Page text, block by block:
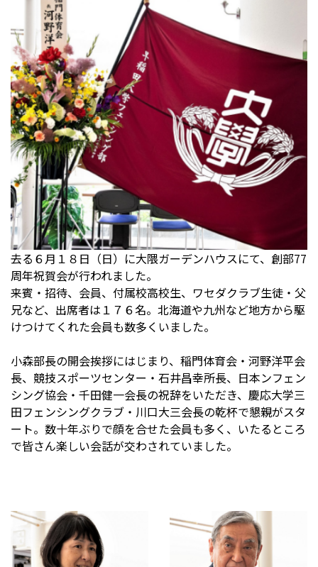
去る６月１８日（日）に大隈ガーデンハウスにて、創部77
周年祝賀会が行われました。
来賓・招待、会員、付属校高校生、ワセダクラブ生徒・父
兄など、出席者は１７６名。北海道や九州など地方から駆
けつけてくれた会員も数多くいました。
小森部長の開会挨拶にはじまり、稲門体育会・河野洋平会
長、競技スポーツセンター・石井昌幸所長、日本ンフェン
シング協会・千田健一会長の祝辞をいただき、慶応大学三
田フェンシングクラブ・川口大三会長の乾杯で懇親がスタ
ート。数十年ぶりで顔を合せた会員も多く、いたるところ
で皆さん楽しい会話が交わされていました。